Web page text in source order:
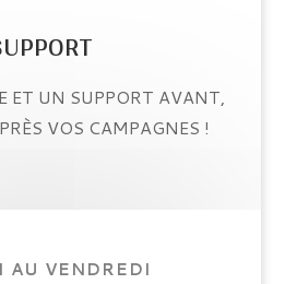
ET UN SUPPORT AVANT,
VOS CAMPAGNES !
AU VENDREDI